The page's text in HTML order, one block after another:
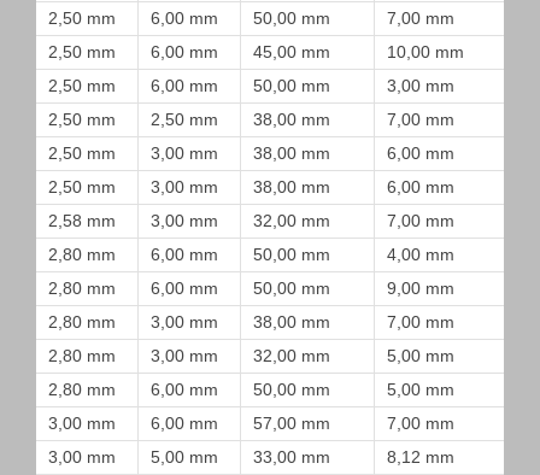
2,50 mm
6,00 mm 50,00 mm
7,00 mm
2,50 mm
6,00 mm 45,00 mm
10,00 mm
2,50 mm
6,00 mm 50,00 mm
3,00 mm
2,50 mm
2,50 mm 38,00 mm
7,00 mm
2,50 mm
3,00 mm 38,00 mm
6,00 mm
2,50 mm
3,00 mm 38,00 mm
6,00 mm
2,58 mm
3,00 mm 32,00 mm
7,00 mm
2,80 mm
6,00 mm 50,00 mm
4,00 mm
2,80 mm
6,00 mm 50,00 mm
9,00 mm
2,80 mm
3,00 mm 38,00 mm
7,00 mm
2,80 mm
3,00 mm 32,00 mm
5,00 mm
2,80 mm
6,00 mm 50,00 mm
5,00 mm
3,00 mm
6,00 mm 57,00 mm
7,00 mm
3,00 mm
5,00 mm 33,00 mm
8,12 mm